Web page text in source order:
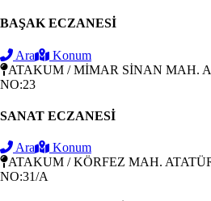
BAŞAK ECZANESİ
Ara
Konum
ATAKUM / MİMAR SİNAN MAH.
NO:23
SANAT ECZANESİ
Ara
Konum
ATAKUM / KÖRFEZ MAH.
NO:31/A